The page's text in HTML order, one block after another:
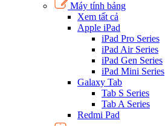
Máy tính bảng
Xem tất cả
Apple iPad
iPad Pro Series
iPad Air Series
iPad Gen Series
iPad Mini Series
Galaxy Tab
Tab S Series
Tab A Series
Redmi Pad